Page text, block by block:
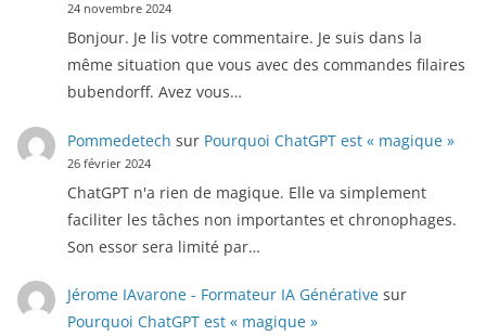
24 novembre 2024
Bonjour. Je lis votre commentaire. Je suis dans la
même situation que vous avec des commandes filaires
bubendorff. Avez vous…
Pommedetech sur Pourquoi ChatGPT est « magique »
26 février 2024
ChatGPT n'a rien de magique. Elle va simplement
faciliter les tâches non importantes et chronophages.
Son essor sera limité par…
Jérome IAvarone - Formateur IA Générativesur
Pourquoi ChatGPT est « magique »